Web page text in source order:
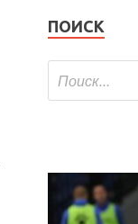
ПОИСК